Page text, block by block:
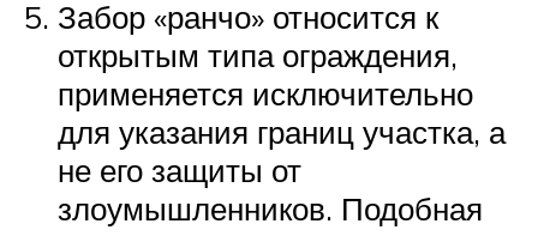
Забор «ранчо» относится к
открытым типа ограждения,
применяется исключительно
для указания границ участка, а
не его защиты от
злоумышленников. Подобная